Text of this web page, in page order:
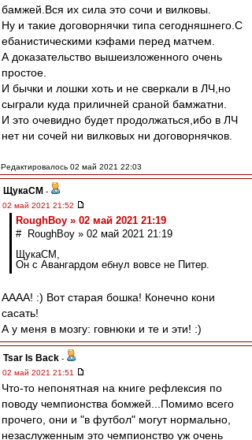
бамжей.Вся их сила это сочи и вилковы.
Ну и такие договорнячки типа сегодняшнего.С
ебанистическими кэфами перед матчем.
А доказательство вышеизложенного очень
простое.
И бычки и лошки хоть и не сверкали в ЛЧ,но
сыграли куда приличней сраной бамжатни.
И это очевидно будет продолжаться,ибо в ЛЧ
нет ни сочей ни вилковых ни договорнячков.
Редактировалось 02 май 2021 22:03
ЩукаСМ -
02 май 2021 21:52
RoughBoy » 02 май 2021 21:19
# RoughBoy » 02 май 2021 21:19
ЩукаСМ,
Он с Авангардом ебнул вовсе не Питер.
АААА! :) Вот старая бошка! Конечно кони
сасать!
А у меня в мозгу: говнюки и те и эти! :)
Tsar Is Back -
02 май 2021 21:51
Что-то непонятная на книге рефлексия по
поводу чемпионства бомжей...Помимо всего
прочего, они и "в футбол" могут нормально,
незаслуженным это чемпионство уж очень